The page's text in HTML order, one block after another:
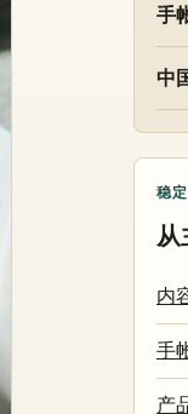
手
中
稳
从
内
手
产